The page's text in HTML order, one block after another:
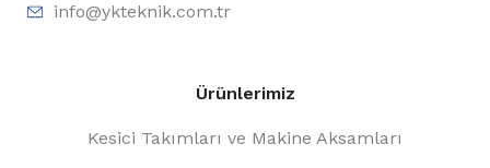
info@ykteknik.com.tr
Ürünlerimiz
Kesici Takımları ve Makine Aksamları